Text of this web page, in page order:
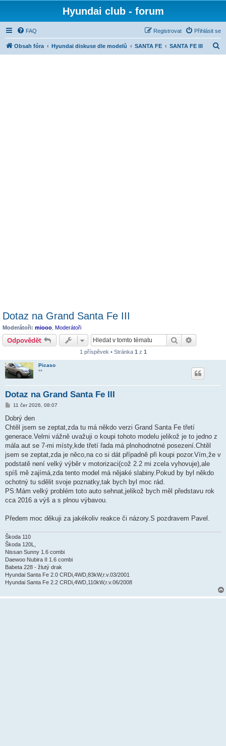
Hyundai club - forum
FAQ Přihlásit se
Registrovat
Obsah fóra Hyundai diskuse dle modelů SANTA FE SANTA FE III
Dotaz na Grand Santa Fe III
Moderátoři: miooo Moderátoři
Odpovědět Hledat
1 příspěvek • Stránka 1 z 1
Picaso
**
Dotaz na Grand Santa Fe III
P
í
p
ě
e
k
11 čer 2026, 08:07
Dobrý den
Chtěl jsem se zeptat,zda tu má někdo verzi Grand Santa Fe třetí
generace.Velmi vážně uvažuji o koupi tohoto modelu jelikož je to jedno z
mála aut se 7-mi místy,kde třetí řada má plnohodnotné posezení.Chtěl
jsem se zeptat,zda je něco,na co si dát případně při koupi pozor.Vím,že v
podstatě není velký výběr v motorizaci(což 2.2 mi zcela vyhovuje),ale
spíš mě zajímá,zda tento model má nějaké slabiny.Pokud by byl někdo
ochotný tu sdělit svoje poznatky,tak bych byl moc rád.
PS:Mám velký problém toto auto sehnat,jelikož bych měl představu rok
cca 2016 a výš a s plnou výbavou.
Předem moc děkuji za jakékoliv reakce či názory.S pozdravem Pavel.
Škoda 110
Škoda 120L,
Nissan Sunny 1.6 combi
Daewoo Nubira II 1.6 combi
Babeta 228 - žlutý drak
Hyundai Santa Fe 2.0 CRDi,4WD,83kW,r.v.03/2001
Hyundai Santa Fe 2.2 CRDi,4WD,110kW,r.v.06/2008